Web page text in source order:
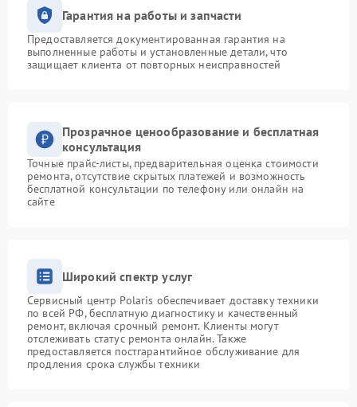
Гарантия на работы и запчасти
Предоставляется документированная гарантия на
выполненные работы и установленные детали, что
защищает клиента от повторных неисправностей
Прозрачное ценообразование и бесплатная
консультация
Точные прайс-листы, предварительная оценка стоимости
ремонта, отсутствие скрытых платежей и возможность
бесплатной консультации по телефону или онлайн на
сайте
Широкий спектр услуг
Сервисный центр Polaris обеспечивает доставку техники
по всей РФ, бесплатную диагностику и качественный
ремонт, включая срочный ремонт. Клиенты могут
отслеживать статус ремонта онлайн. Также
предоставляется постгарантийное обслуживание для
продления срока службы техники